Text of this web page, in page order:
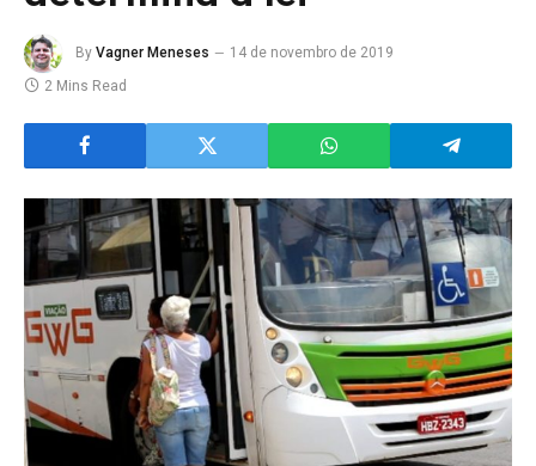
By Vagner Meneses
14 de novembro de 2019
2 Mins Read